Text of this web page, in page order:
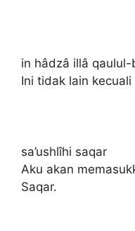
in hâdzâ illâ qaulul-
Ini tidak lain kecuali
sa’ushlîhi saqar
Aku akan
Saqar.